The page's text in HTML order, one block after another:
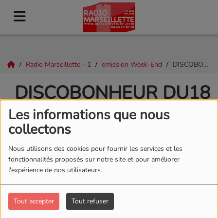
Les informations que nous
collectons
Nous utilisons des cookies pour fournir les services et les
fonctionnalités proposés sur notre site et pour améliorer
l'expérience de nos utilisateurs.
Tout accepter Tout refuser
Radio Marseillette - 1 emission Week-End DISCOBONHEUR DU18 FEVRIER 2024
DISCOBONHEUR DU18
FEVRIER 2024